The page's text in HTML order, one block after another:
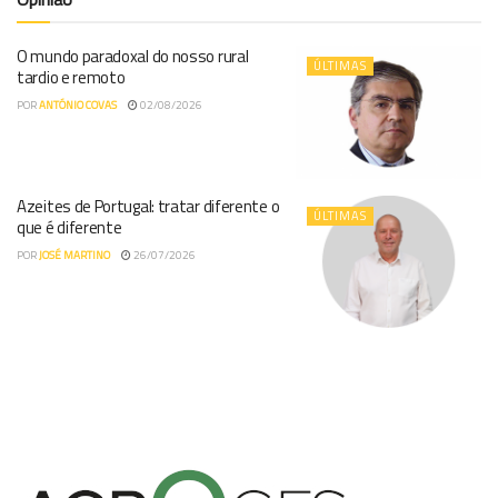
ÚLTIMAS
O mundo paradoxal do nosso rural
tardio e remoto
PORANTÓNIO COVAS 02/08/2026
ÚLTIMAS
Azeites de Portugal: tratar diferente o
que é diferente
PORJOSÉ MARTINO 26/07/2026